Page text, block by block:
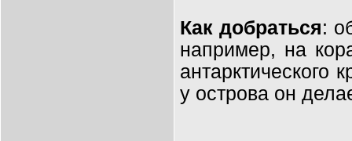
Как добраться:
например, на
антарктического
у острова он